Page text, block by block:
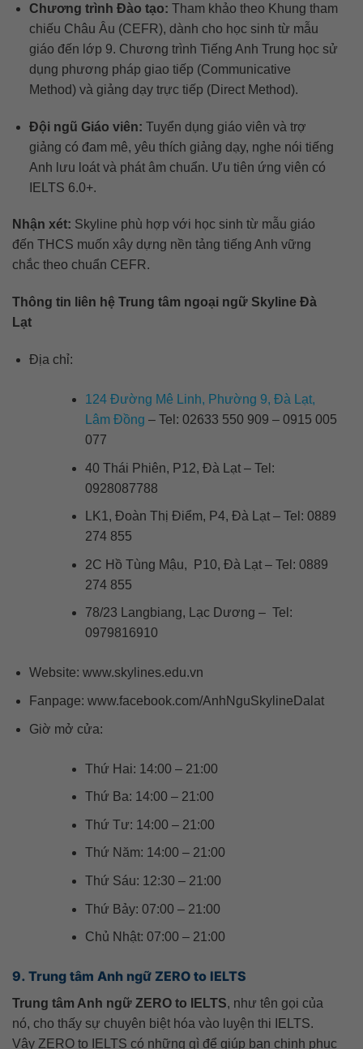
Chương trình Đào tạo: Tham khảo theo Khung tham
chiếu Châu Âu (CEFR), dành cho học sinh từ mẫu
giáo đến lớp 9. Chương trình Tiếng Anh Trung học sử
dụng phương pháp giao tiếp (Communicative
Method) và giảng dạy trực tiếp (Direct Method).
Đội ngũ Giáo viên: Tuyển dụng giáo viên và trợ
giảng có đam mê, yêu thích giảng dạy, nghe nói tiếng
Anh lưu loát và phát âm chuẩn. Ưu tiên ứng viên có
IELTS 6.0+.
Nhận xét: Skyline phù hợp với học sinh từ mẫu giáo
đến THCS muốn xây dựng nền tảng tiếng Anh vững
chắc theo chuẩn CEFR.
Thông tin liên hệ Trung tâm ngoại ngữ Skyline Đà
Lạt
Địa chỉ:
124 Đường Mê Linh, Phường 9, Đà Lạt,
Lâm Đồng – Tel: 02633 550 909 – 0915 005
077
40 Thái Phiên, P12, Đà Lạt – Tel:
0928087788
LK1, Đoàn Thị Điểm, P4, Đà Lạt – Tel: 0889
274 855
2C Hồ Tùng Mậu, P10, Đà Lạt – Tel: 0889
274 855
78/23 Langbiang, Lạc Dương – Tel:
0979816910
Website: www.skylines.edu.vn
Fanpage: www.facebook.com/AnhNguSkylineDalat
Giờ mở cửa:
Thứ Hai: 14:00 – 21:00
Thứ Ba: 14:00 – 21:00
Thứ Tư: 14:00 – 21:00
Thứ Năm: 14:00 – 21:00
Thứ Sáu: 12:30 – 21:00
Thứ Bảy: 07:00 – 21:00
Chủ Nhật: 07:00 – 21:00
9. Trung tâm Anh ngữ ZERO to IELTS
Trung tâm Anh ngữ ZERO to IELTS, như tên gọi của
nó, cho thấy sự chuyên biệt hóa vào luyện thi IELTS.
Vậy ZERO to IELTS có những gì để giúp bạn chinh phục